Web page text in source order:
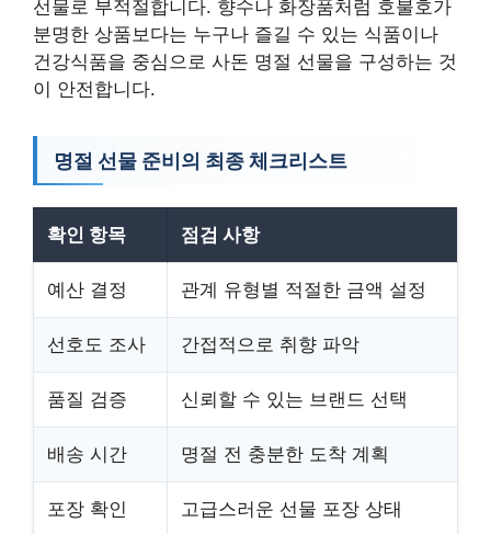
선물로 부적절합니다. 향수나 화장품처럼 호불호가
분명한 상품보다는 누구나 즐길 수 있는 식품이나
건강식품을 중심으로 사돈 명절 선물을 구성하는 것
이 안전합니다.
명절 선물 준비의 최종 체크리스트
확인 항목 점검 사항
예산 결정 관계 유형별 적절한 금액 설정
선호도 조사 간접적으로 취향 파악
품질 검증 신뢰할 수 있는 브랜드 선택
배송 시간 명절 전 충분한 도착 계획
포장 확인 고급스러운 선물 포장 상태